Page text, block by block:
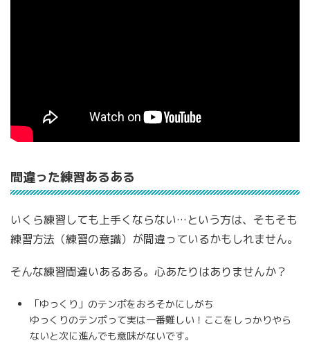
間違った練習あるある
いくら練習しても上手くならない…という方は、そもそも
練習方法（練習の意識）が間違っているかもしれません。
そんな練習間違いあるある。心あたりはありませんか？
「ゆっくり」のテンポをおろそかにしがち
ゆっくりのテンポって実は一番難しい！ここをしっかりやら
ないと次に進んでも意味がないです。